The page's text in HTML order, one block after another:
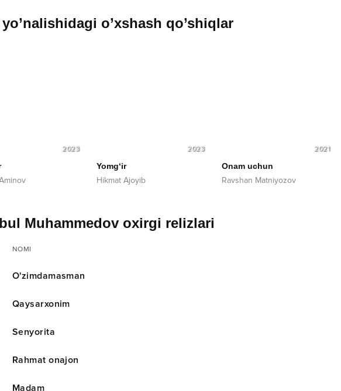
yo’nalishidagi o’xshash qo’shiqlar
2023 2023
Yomg‘ir
Hikmat Ajoyib
2021
Onam uchun
Ravshan Matniyozov
Muhammedov oxirgi relizlari
NOMI
O'zimdamasman
Qaysarxonim
Senyorita
Rahmat onajon
Madam